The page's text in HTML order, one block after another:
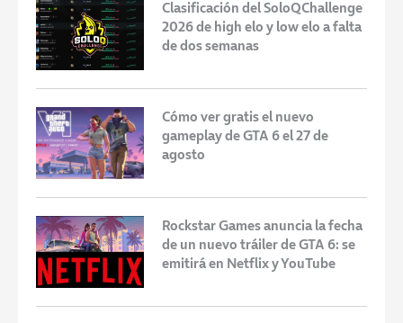
Clasificación del SoloQChallenge
2026 de high elo y low elo a falta
de dos semanas
Cómo ver gratis el nuevo
gameplay de GTA 6 el 27 de
agosto
Rockstar Games anuncia la fecha
de un nuevo tráiler de GTA 6: se
emitirá en Netflix y YouTube